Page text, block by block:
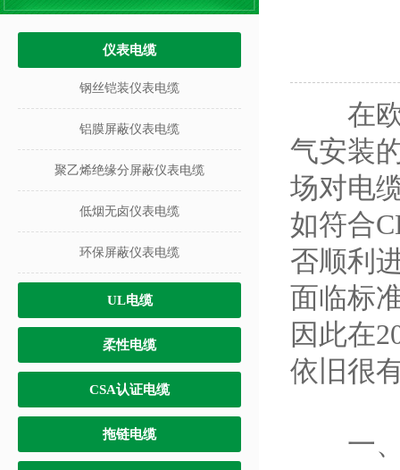
仪表电缆
钢丝铠装仪表电缆
铝膜屏蔽仪表电缆
聚乙烯绝缘分屏蔽仪表电缆
低烟无卤仪表电缆
环保屏蔽仪表电缆
UL电缆
柔性电缆
CSA认证电缆
拖链电缆
在欧
气安装
场对电
如符合
否顺利
面临标
因此在
依旧很
一、